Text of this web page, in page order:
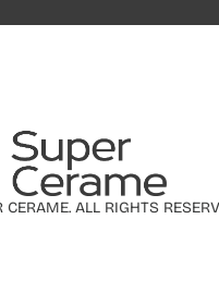
ALL RIGHTS